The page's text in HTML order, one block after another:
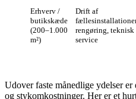
Erhverv /
butikskæde
(200–1.000
m²)
Drift af
rengøring, teknisk
service
Udover faste månedlige ydelser
og stykomkostninger. Her er et